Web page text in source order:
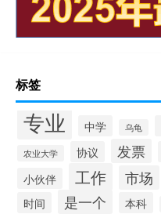
标签
专业 中学 乌龟
农业大学 协议 发票
小伙伴
工作 市场
时间
是一个 本科